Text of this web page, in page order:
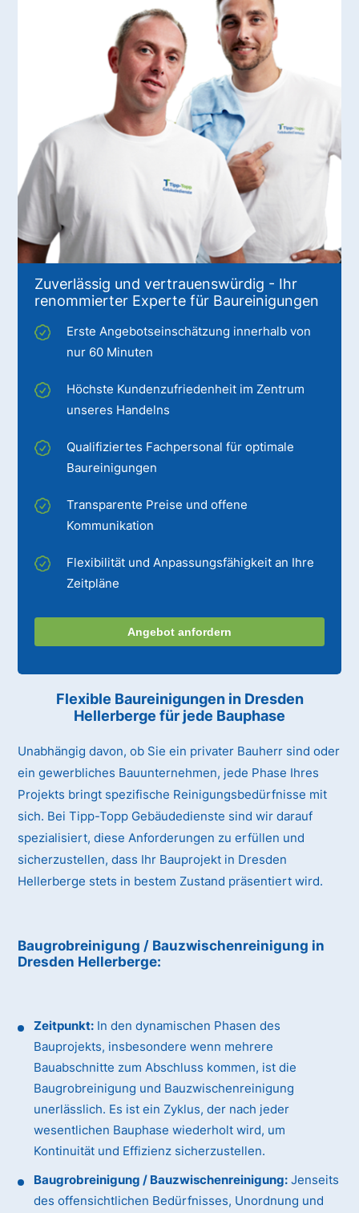
Zuverlässig und vertrauenswürdig - Ihr
renommierter Experte für Baureinigungen
Erste Angebotseinschätzung innerhalb von
nur 60 Minuten
Höchste Kundenzufriedenheit im Zentrum
unseres Handelns
Qualifiziertes Fachpersonal für optimale
Baureinigungen
Transparente Preise und offene
Kommunikation
Flexibilität und Anpassungsfähigkeit an Ihre
Zeitpläne
Angebot anfordern
Flexible Baureinigungen in Dresden
Hellerberge für jede Bauphase
Unabhängig davon, ob Sie ein privater Bauherr sind oder
ein gewerbliches Bauunternehmen, jede Phase Ihres
Projekts bringt spezifische Reinigungsbedürfnisse mit
sich. Bei Tipp-Topp Gebäudedienste sind wir darauf
spezialisiert, diese Anforderungen zu erfüllen und
sicherzustellen, dass Ihr Bauprojekt in Dresden
Hellerberge stets in bestem Zustand präsentiert wird.
Baugrobreinigung / Bauzwischenreinigung in
Dresden Hellerberge:
Zeitpunkt: In den dynamischen Phasen des
Bauprojekts, insbesondere wenn mehrere
Bauabschnitte zum Abschluss kommen, ist die
Baugrobreinigung und Bauzwischenreinigung
unerlässlich. Es ist ein Zyklus, der nach jeder
wesentlichen Bauphase wiederholt wird, um
Kontinuität und Effizienz sicherzustellen.
Baugrobreinigung / Bauzwischenreinigung: Jenseits
des offensichtlichen Bedürfnisses, Unordnung und